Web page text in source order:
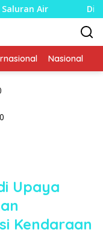
Diduga Salah
Nasional
Upaya
Kendaraan